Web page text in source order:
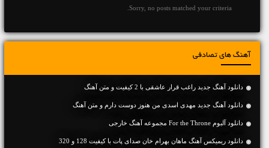
Sorry, no posts matched your criteria.
آهنگ های تصادفی
دانلود آهنگ جديد راغب قرار عاشقی با 2 کیفیت و متن آهنگ
دانلود آهنگ جديد مهدی اسدی من هنوز دوست دارم و متن آهنگ
دانلود آلبوم For the Throne مجموعه آهنگ خارجی
دانلود ریمیکس آهنگ ماهان بهرام خان صدای پات با کیفیت 128 و 320